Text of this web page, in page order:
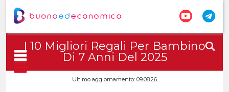
I 10 Migliori Regali Per Bambino
Di 7 Anni Del 2025
Ultimo aggiornamento: 09.08.26